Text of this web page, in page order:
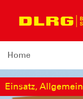
Home
Einsatz, Allgemein